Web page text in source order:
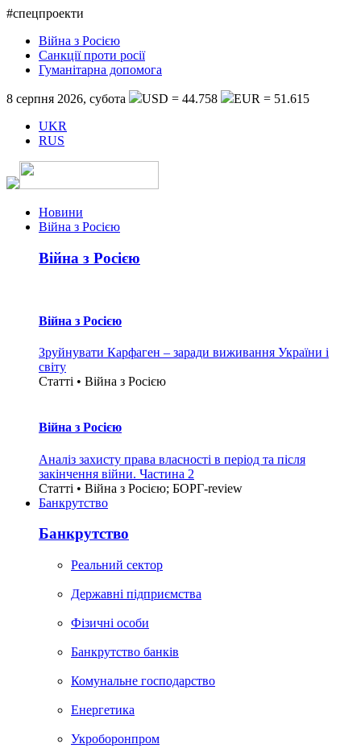
#спецпроекти
Війна з Росією
Санкції проти росії
Гуманітарна допомога
8 серпня 2026, субота USD = 44.758
EUR = 51.615
UKR
RUS
Новини
Війна з Росією
Війна з Росією
Війна з Росією
Зруйнувати Карфаген – заради виживання України і
світу
Статті • Війна з Росією
Війна з Росією
Аналіз захисту права власності в період та після
закінчення війни. Частина 2
Статті • Війна з Росією; БОРГ-review
Банкрутство
Банкрутство
Реальний сектор
Державні підприємства
Фізичні особи
Банкрутство банків
Комунальне господарство
Енергетика
Укроборонпром